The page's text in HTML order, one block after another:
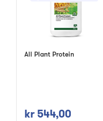
All Plant Protein
kr 544,00